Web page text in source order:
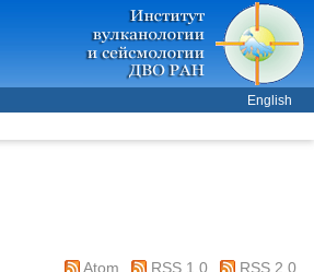
English
Atom RSS 1.0 RSS 2.0